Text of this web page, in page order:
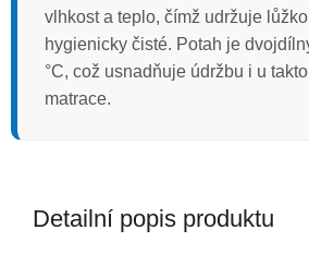
vlhkost a teplo, čímž udržuje
hygienicky čisté. Potah je
°C, což usnadňuje údržbu i u
matrace.
Detailní popis produktu